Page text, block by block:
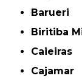
Barueri
Biritiba
Caieiras
Cajamar